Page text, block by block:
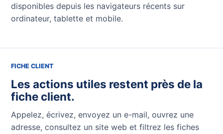
disponibles depuis les navigateurs récents sur
ordinateur, tablette et mobile.
FICHE CLIENT
Les actions utiles restent près de la
fiche client.
Appelez, écrivez, envoyez un e-mail, ouvrez une
adresse, consultez un site web et filtrez les fiches